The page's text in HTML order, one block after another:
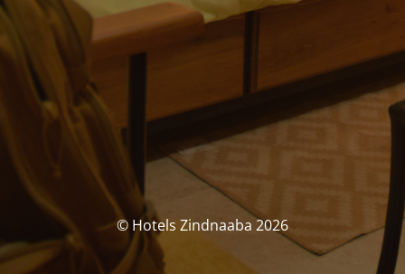
© Hotels Zindnaaba 2026